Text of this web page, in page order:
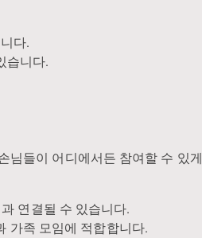
다.
습니다.
님들이 어디에서든 참여할 수 있게
연결될 수 있습니다.
가족 모임에 적합합니다.